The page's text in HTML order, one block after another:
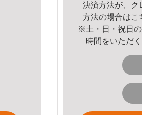
決済方法が、ク
方法の場合はこ
※土・日・祝日
時間をいただ